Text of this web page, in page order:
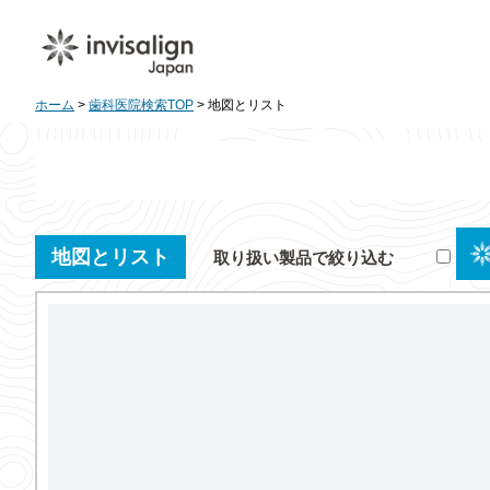
ホーム > 歯科医院検索TOP > 地図とリスト
地図とリスト 取り扱い製品で絞り込む